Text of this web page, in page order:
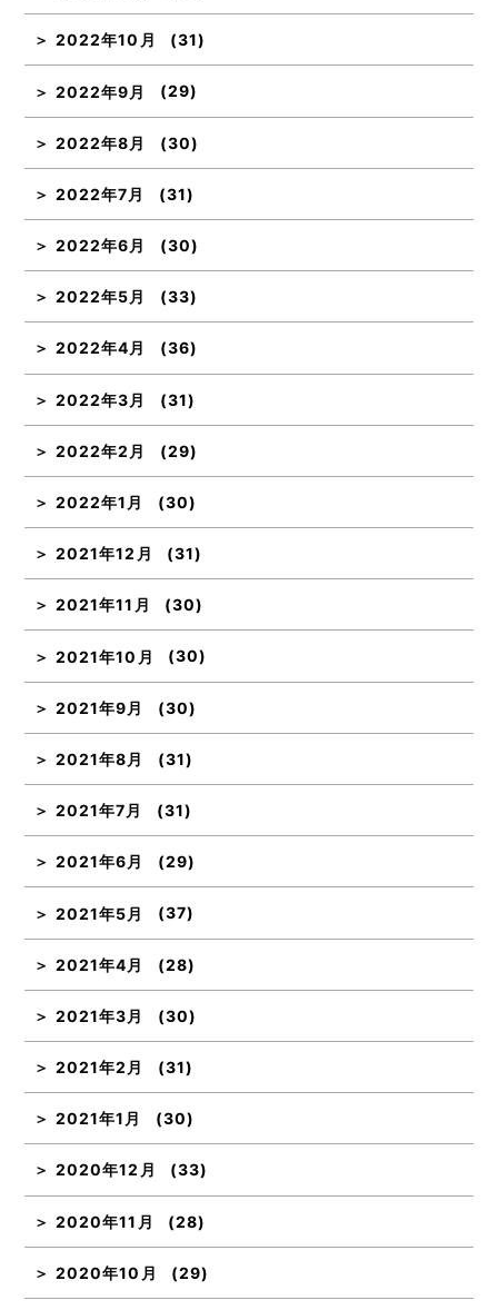
2022年10月 (31)
2022年9月 (29)
2022年8月 (30)
2022年7月 (31)
2022年6月 (30)
2022年5月 (33)
2022年4月 (36)
2022年3月 (31)
2022年2月 (29)
2022年1月 (30)
2021年12月 (31)
2021年11月 (30)
2021年10月 (30)
2021年9月 (30)
2021年8月 (31)
2021年7月 (31)
2021年6月 (29)
2021年5月 (37)
2021年4月 (28)
2021年3月 (30)
2021年2月 (31)
2021年1月 (30)
2020年12月 (33)
2020年11月 (28)
2020年10月 (29)